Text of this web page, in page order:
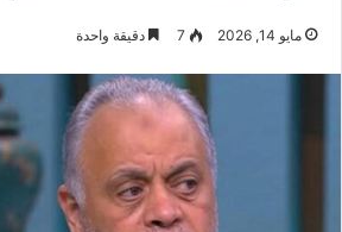
مايو 14, 2026 7 دقيقة واحدة